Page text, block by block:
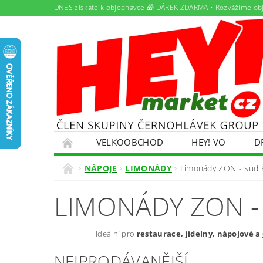
DNES získáte k objednávce 🎁 DÁREK ZDARMA • Rozvážíme
VELKOOBCHOD HEY! VO
PAMLSKY PRO DOMÁCÍ MAZLÍČKY
EKOKOM
OLEJOVÝ SERVIS
NÁPOJE LIMONÁDY Limonády ZON - sud
LIMONÁDY ZON
Ideální pro restaurace, jídelny, nápojové